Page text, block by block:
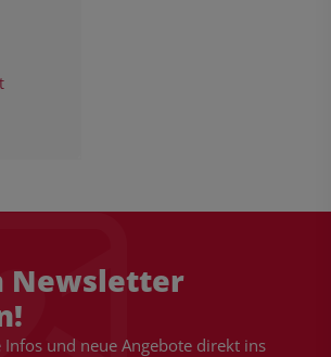
Newsletter
Infos und neue Angebote direkt ins